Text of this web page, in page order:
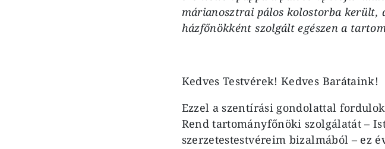
márianosztrai pálos kolostorba került,
házfőnökként szolgált egészen a
Kedves Testvérek! Kedves Barátaink!
Ezzel a szentírási gondolattal
Rend tartományfőnöki szolgálatát –
szerzetestestvéreim bizalmából – ez